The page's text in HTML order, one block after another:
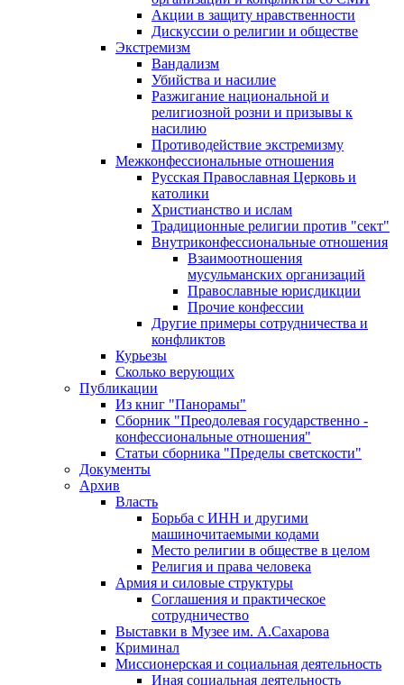
Акции в защиту нравственности
Дискуссии о религии и обществе
Экстремизм
Вандализм
Убийства и насилие
Разжигание национальной и
религиозной розни и призывы к
насилию
Противодействие экстремизму
Межконфессиональные отношения
Русская Православная Церковь и
католики
Христианство и ислам
Традиционные религии против "сект"
Внутриконфессиональные отношения
Взаимоотношения
мусульманских организаций
Православные юрисдикции
Прочие конфессии
Другие примеры сотрудничества и
конфликтов
Курьезы
Сколько верующих
Публикации
Из книг "Панорамы"
Сборник "Преодолевая государственно -
конфессиональные отношения"
Статьи сборника "Пределы светскости"
Документы
Архив
Власть
Борьба с ИНН и другими
машиночитаемыми кодами
Место религии в обществе в целом
Религия и права человека
Армия и силовые структуры
Соглашения и практическое
сотрудничество
Выставки в Музее им. А.Сахарова
Криминал
Миссионерская и социальная деятельность
Иная социальная деятельность